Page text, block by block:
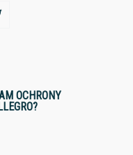
OCHRONY